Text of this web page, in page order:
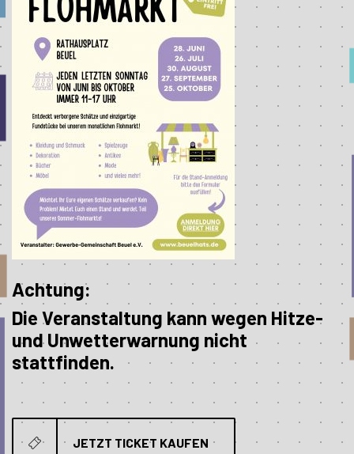
Achtung:
Die Veranstaltung kann wegen Hitze-
und Unwetterwarnung nicht
stattfinden.
JETZT TICKET KAUFEN